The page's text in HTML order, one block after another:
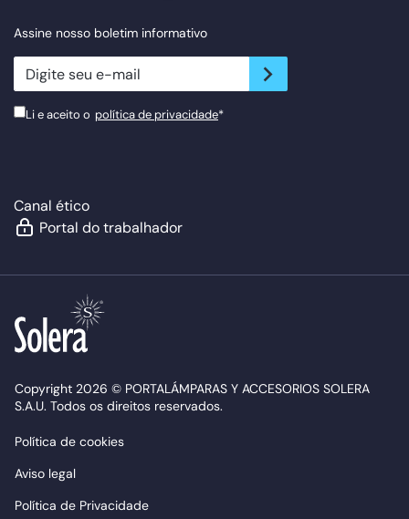
Assine nosso boletim informativo
newsletter.suscribe
Li e aceito o política de privacidade*
Canal ético
Portal do trabalhador
Copyright 2026 © PORTALÁMPARAS Y ACCESORIOS SOLERA
S.A.U. Todos os direitos reservados.
Política de cookies
Aviso legal
Política de Privacidade